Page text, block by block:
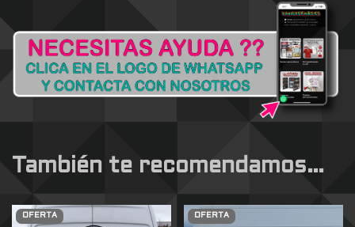
También te recomendamos…
OFERTA OFERTA